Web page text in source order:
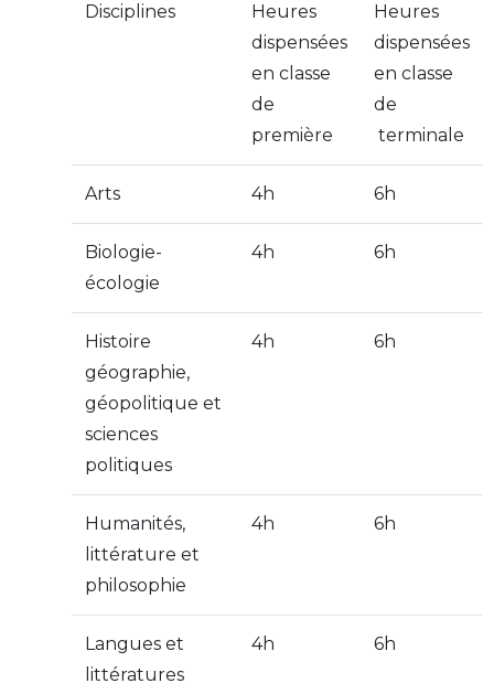
Disciplines
Heures
dispensées
en classe
de
première
Heures
dispensées
en classe
de
terminale
Arts 4h 6h
Biologie-
écologie
4h 6h
Histoire
géographie,
géopolitique et
sciences
politiques
4h 6h
Humanités,
littérature et
philosophie
4h 6h
Langues et
littératures
4h 6h